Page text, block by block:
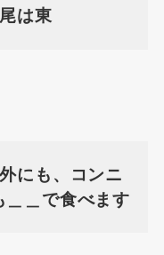
は東
にも、コンニ
＿＿で食べます